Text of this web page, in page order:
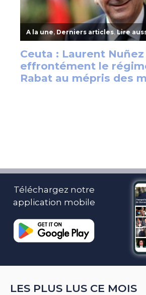
Téléchargez notre
application mobile
LES PLUS LUS CE MOIS